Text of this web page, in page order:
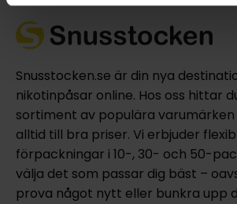
Snusstocken.se är din nya
nikotinpåsar online. Hos oss hittar
sortiment av populära varumärken
alltid till bra priser. Vi erbjuder
förpackningar i 10-, 30- och 50-
välja det som passar dig bäst –
prova något nytt eller bunkra upp